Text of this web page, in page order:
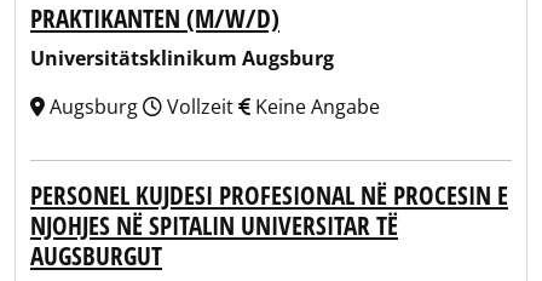
PRAKTIKANTEN (M/W/D)
Universitätsklinikum Augsburg
Augsburg
Vollzeit Keine Angabe
PERSONEL KUJDESI PROFESIONAL NË PROCESIN E
NJOHJES NË SPITALIN UNIVERSITAR TË
AUGSBURGUT